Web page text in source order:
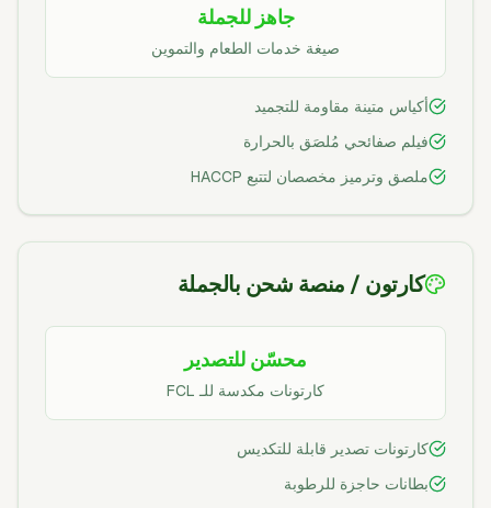
جاهز للجملة
صيغة خدمات الطعام والتموين
أكياس متينة مقاومة للتجميد
فيلم صفائحي مُلصَق بالحرارة
ملصق وترميز مخصصان لتتبع HACCP
كارتون / منصة شحن بالجملة
محسّن للتصدير
كارتونات مكدسة للـ FCL
كارتونات تصدير قابلة للتكديس
بطانات حاجزة للرطوبة